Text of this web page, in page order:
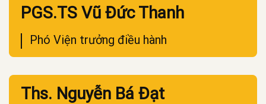
PGS.TS Vũ Đức Thanh
Phó Viện trưởng điều hành
Ths. Nguyễn Bá Đạt